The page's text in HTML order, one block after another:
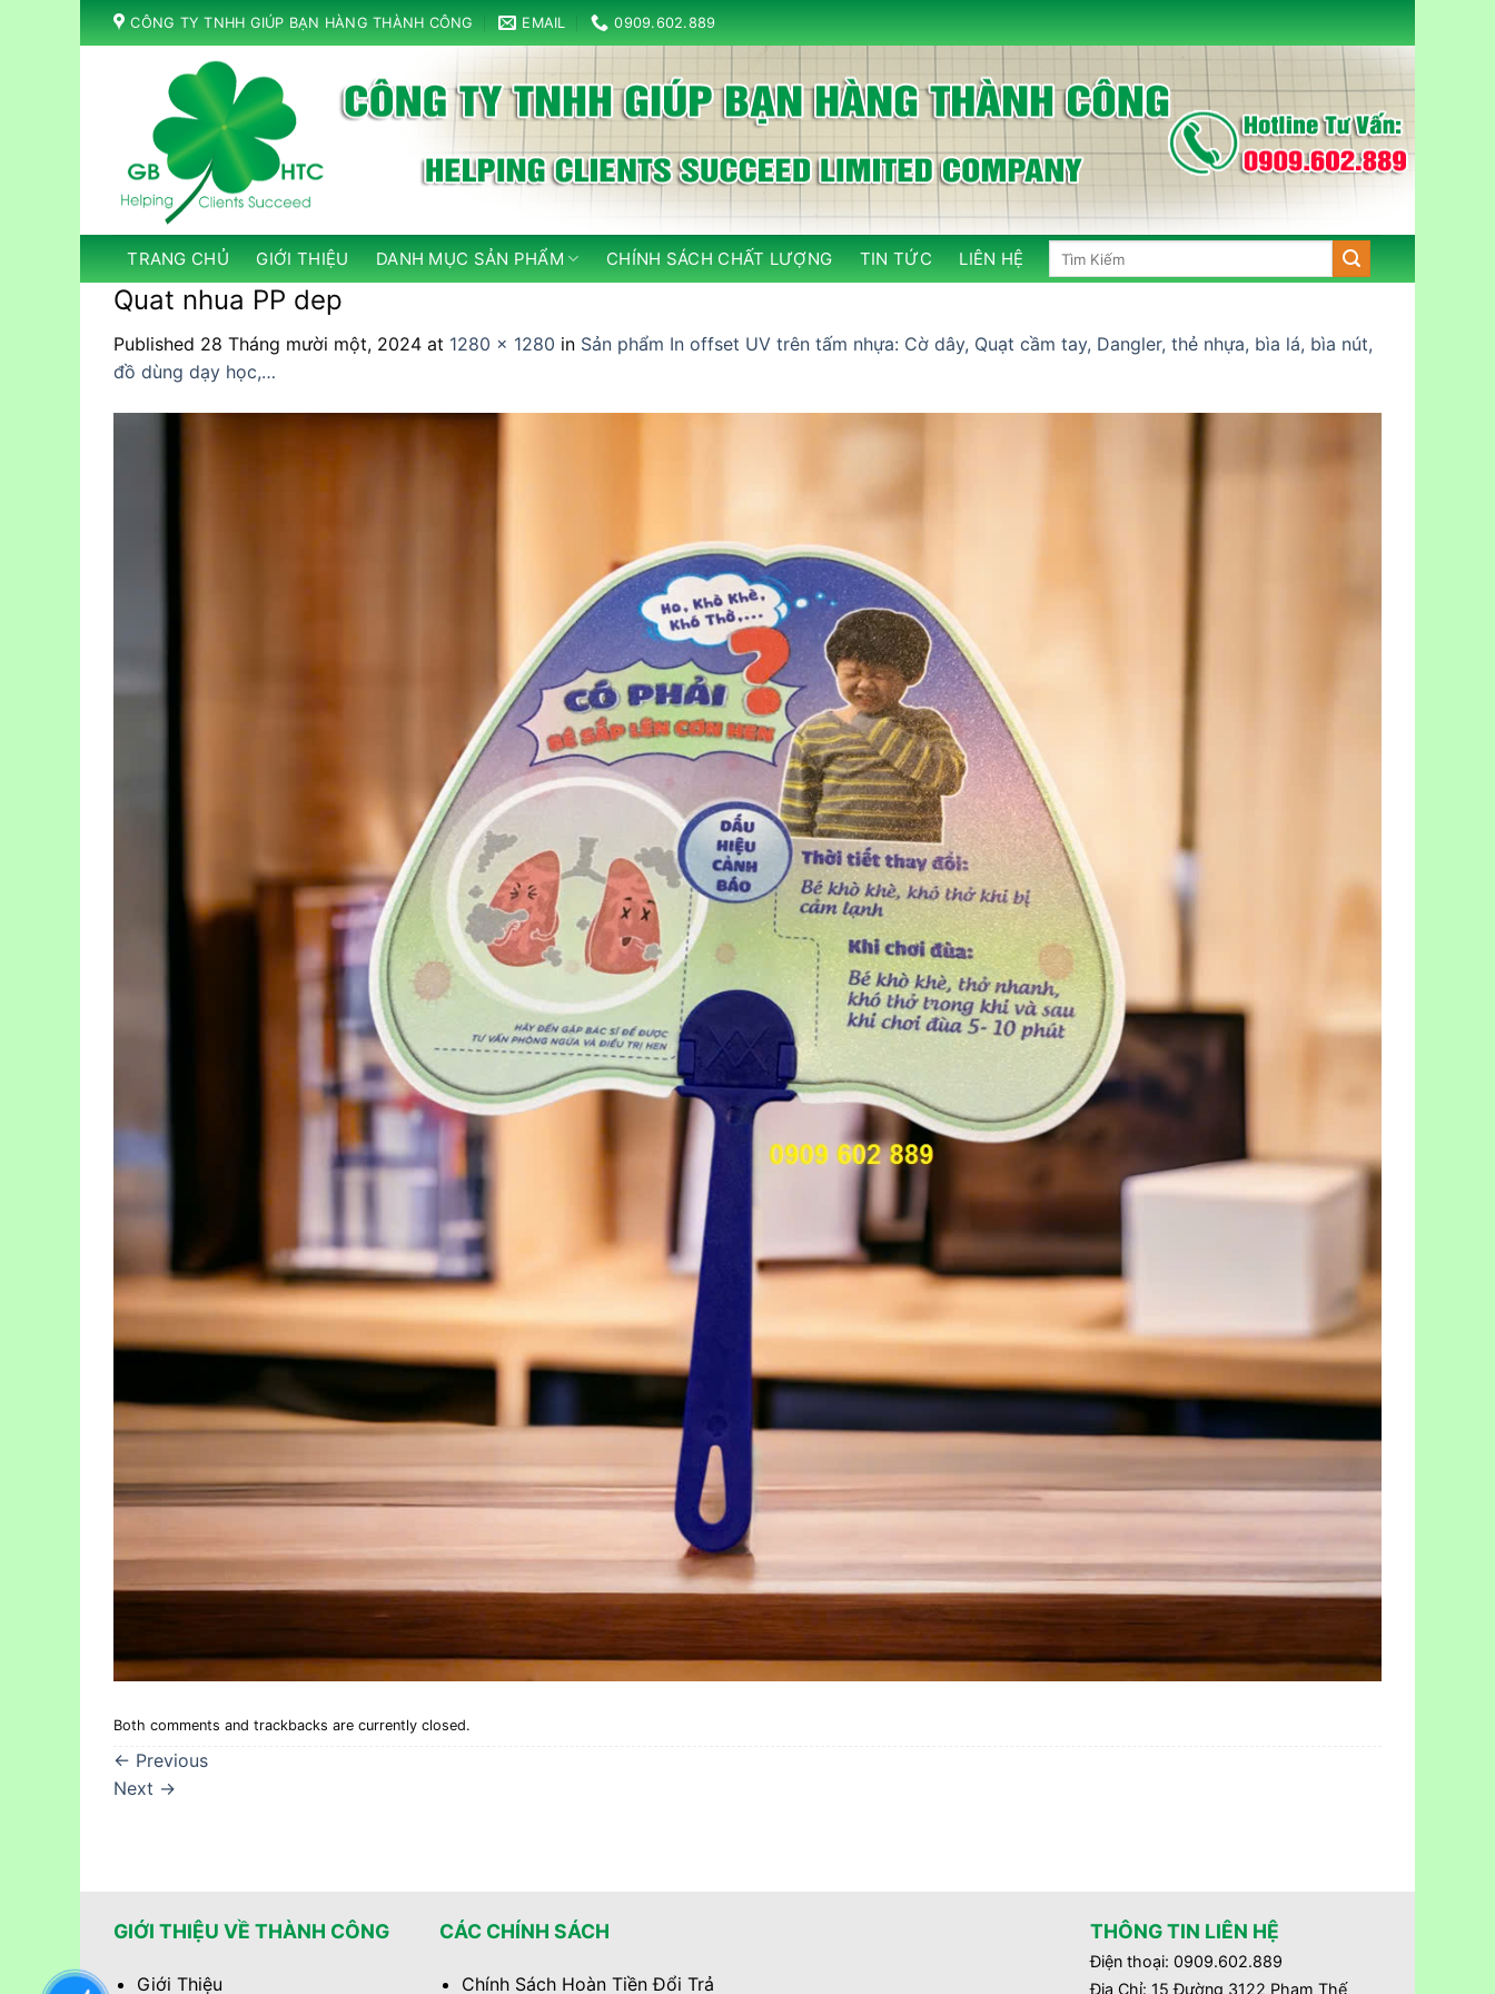
Skip
to
CÔNG TY TNHH GIÚP BẠN HÀNG THÀNH CÔNG EMAIL 0909.602.889
TRANG CHỦ GIỚI THIỆU DANH MỤC SẢN PHẨM CHÍNH SÁCH CHẤT LƯỢNG TIN TỨC LIÊN HỆ
Tìm
Quat nhua PP dep
Published 28 Tháng mười một, 2024 at 1280 × 1280 in Sản phẩm In offset UV trên tấm nhựa: Cờ dây, Quạt cầm tay, Dangler, thẻ nhựa, bìa lá, bìa nút,
đồ dùng dạy học,…
Both comments and trackbacks are currently closed.
← Previous
Next →
GIỚI THIỆU VỀ THÀNH CÔNG
Giới Thiệu
CÁC CHÍNH SÁCH
Chính Sách Hoàn Tiền Đổi Trả
THÔNG TIN LIÊN HỆ
Điện thoại: 0909.602.889
Địa Chỉ: 15 Đường 3122 Phạm Thế